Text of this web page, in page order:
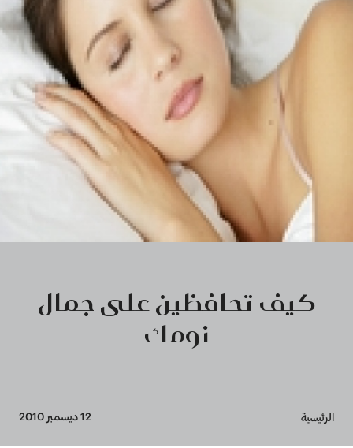
كيف تحافظين على جمال
نومك
Breadcrumb
الرئيسية 12 ديسمبر 2010